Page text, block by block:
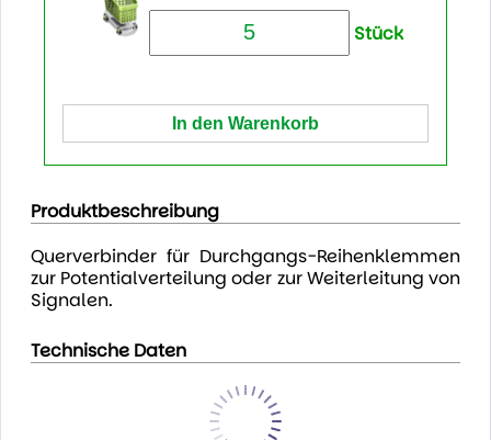
Stück
Produktbeschreibung
Querverbinder für Durchgangs-Reihenklemmen
zur Potentialverteilung oder zur Weiterleitung von
Signalen.
Technische Daten